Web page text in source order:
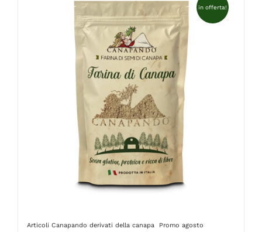
in offerta!
Articoli Canapando derivati della canapa Promo agosto